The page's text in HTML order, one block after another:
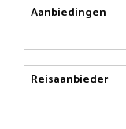
Aanbiedingen
Reisaanbieder